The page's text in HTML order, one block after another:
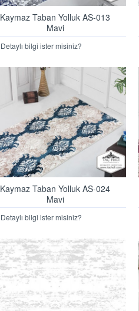
Kaymaz Taban Yolluk AS-013
Mavi
Detaylı bilgi ister misiniz?
Kaymaz Taban Yolluk AS-024
Mavi
Detaylı bilgi ister misiniz?